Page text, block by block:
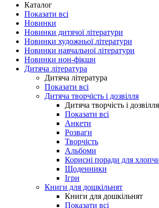
Каталог
Показати всі
Новинки
Новинки дитячої літератури
Новинки художньої літератури
Новинки навчальної літератури
Новинки нон-фікшн
Дитяча література
Дитяча література
Показати всі
Дитяча творчість і дозвілля
Дитяча творчість і дозвілля
Показати всі
Анкети
Розваги
Творчість
Альбоми
Корисні поради для
Щоденники
Ігри
Книги для дошкільнят
Книги для дошкільнят
Показати всі